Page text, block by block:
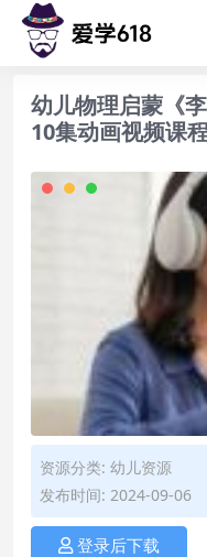
幼儿物理启蒙《
10集动画视频课
资源分类: 幼儿资源
发布时间: 2024-09-06
登录后下载